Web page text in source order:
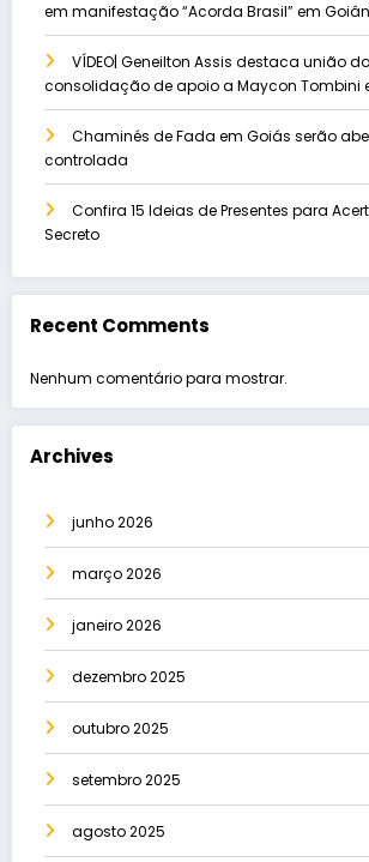
em manifestação “Acorda Brasil” em
VÍDEO| Geneilton Assis destaca união do
consolidação de apoio a Maycon Tombini
Chaminés de Fada em Goiás serão
controlada
Confira 15 Ideias de Presentes para
Secreto
Recent Comments
Nenhum comentário para mostrar.
Archives
junho 2026
março 2026
janeiro 2026
dezembro 2025
outubro 2025
setembro 2025
agosto 2025